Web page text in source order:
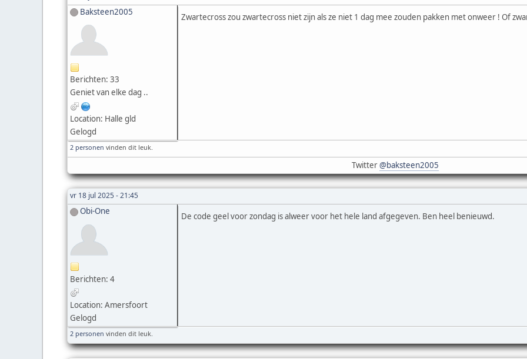
Baksteen2005
Berichten: 33
Geniet van elke dag ..
Location: Halle gld
Gelogd
Zwartecross zou zwartecross niet zijn als ze niet 1 dag mee zouden pakken met onweer ! Of
2 personen vinden dit leuk.
Twitter@baksteen2005
vr 18 jul 2025 - 21:45
Obi-One
Berichten: 4
Location: Amersfoort
Gelogd
De code geel voor zondag is alweer voor het hele land afgegeven. Ben heel benieuwd.
2 personen vinden dit leuk.